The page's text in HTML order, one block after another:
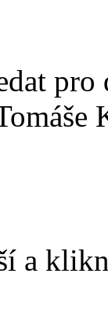
pro
a